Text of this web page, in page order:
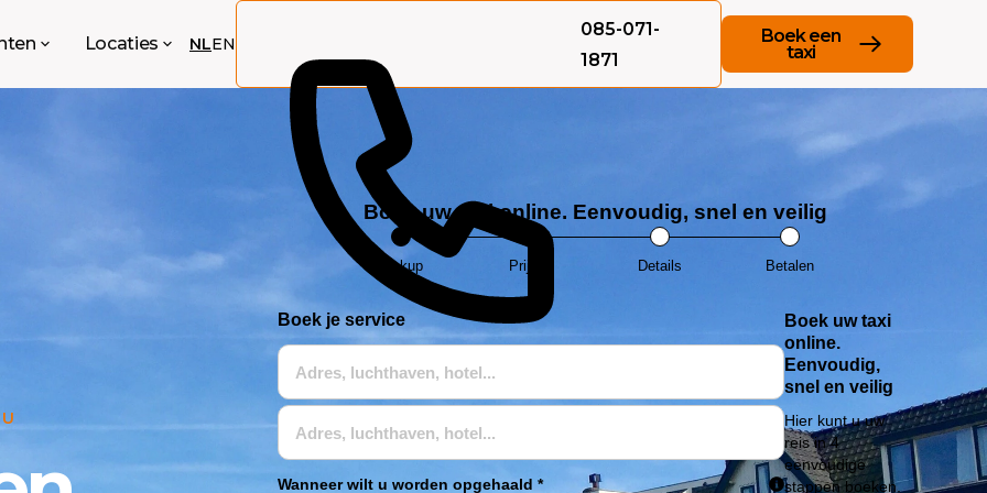
Locaties NLEN
085-071-
1871
Boek een
taxi
Boek uw taxi online. Eenvoudig, snel en veilig
Pickup Prijzen Details Betalen
Boek je service
Wanneer wilt u worden opgehaald*
Boek uw taxi
online.
Eenvoudig,
snel en veilig
Hier kunt u uw
reis in 4
eenvoudige
stappen boeken.